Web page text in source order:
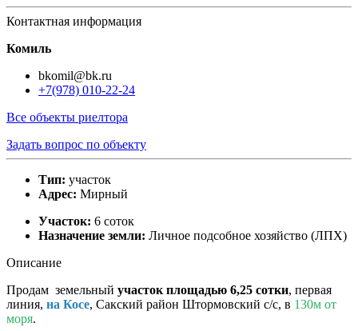
Контактная информация
Комиль
bkomil@bk.ru
+7(978) 010-22-24
Все объекты риелтора
Задать вопрос по объекту
Тип: участок
Адрес: Мирный
Участок: 6 соток
Назначение земли: Личное подсобное хозяйство (ЛПХ)
Описание
Продам земельный участок площадью 6,25 сотки, первая
линия, на Косе, Сакский район Штормовский с/с, в 130м от
моря.